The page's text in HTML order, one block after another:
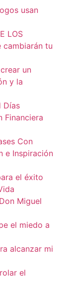
usan
LOS
cambiarán tu
un
y la
Días
Financiera
Con
e Inspiración
el éxito
Miguel
el miedo a
alcanzar mi
el